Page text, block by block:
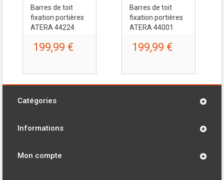
Barres de toit
fixation portières
ATERA 44224
199,99 €
Barres de toit
fixation portières
ATERA 44001
199,99 €
Catégories
Informations
Mon compte